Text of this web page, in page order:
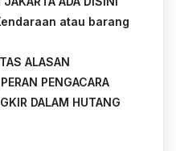
atau barang
ALASAN
PENGACARA
DALAM HUTANG